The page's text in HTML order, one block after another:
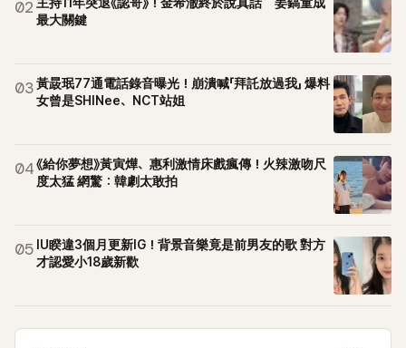
02
最大關鍵
03黃晸珉77通電話錄音曝光！崩潰喊「拜託放過我」 爆料
女曾是SHINee、NCT站姐
04《給你夢想》黃寅燁、惠利激情床戲瘋傳！火辣激吻尺
度太猛 網驚：韓劇太敢拍
05 IU睽違3個月更新IG！背景音樂竟是前男友的歌 對方
才認愛小18歲新歡